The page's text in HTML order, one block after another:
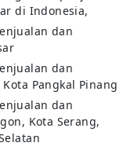
di Indonesia,
dan
dan
Pangkal Pinang
dan
Kota Serang,